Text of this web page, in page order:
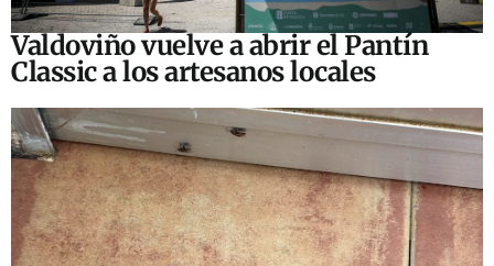
Valdoviño vuelve a abrir el Pantín
Classic a los artesanos locales